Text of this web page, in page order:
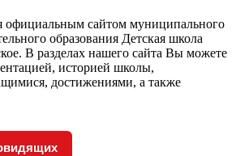
официальным сайтом муниципального
образования Детская школа
В разделах нашего сайта Вы можете
историей школы,
достижениями, а также